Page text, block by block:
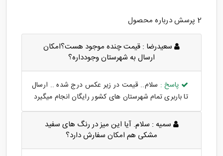
سعیدرضا : قیمت چنده موجود هست؟امکان
ارسال به شهرستان وجودداره؟
پاسخ : سلام.. قیمت در زیر عکس درج شده .. ارسال
تا باربری تمام شهرستان های کشور رایگان انجام میگیرد
سمیه : سلام. آیا این میز در رنگ های سفید
مشکی هم امکان سفارش دارد؟